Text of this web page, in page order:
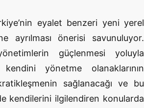
eyalet benzeri yeni yerel
ayrılması önerisi savunuluyor.
güçlenmesi yoluyla
yönetme olanaklarının
sağlanacağı ve bu
kendilerini ilgilendiren konularda